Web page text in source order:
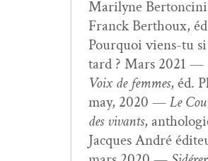
Mar­i­lyne
Franck Berthoux,
Pourquoi viens-tu si
tard ? Mars 2021 —
Voix de femmes, éd.
may, 2020 —Le
des vivants,
Jacques André